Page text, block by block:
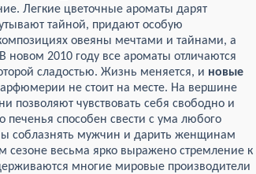
Легкие цветочные ароматы дарят
тайной, придают особую
овеяны мечтами и тайнами, а
2010 году все ароматы отличаются
сладостью. Жизнь меняется, и новые
не стоит на месте. На вершине
позволяют чувствовать себя свободно и
способен свести с ума любого
соблазнять мужчин и дарить женщинам
сезоне весьма ярко выражено стремление к
многие мировые производители